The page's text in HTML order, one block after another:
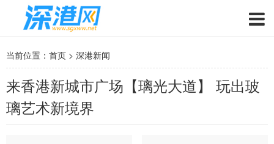
当前位置： 首页 > 深港新闻
来香港新城市广场【璃光大道】 玩出玻
璃艺术新境界